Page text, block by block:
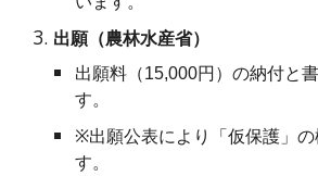
出願（農林水産省）
出願料（15,000円）の納付と
す。
※出願公表により「仮保護」の
す。